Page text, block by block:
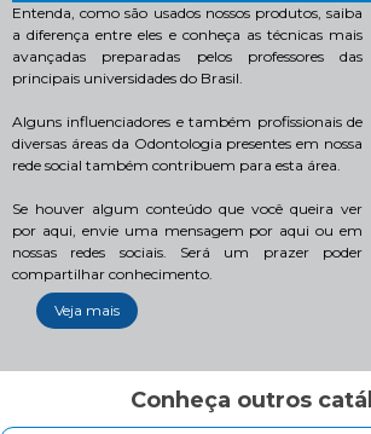
Entenda, como são usados nossos produtos, saiba
a diferença entre eles e conheça as técnicas mais
avançadas preparadas pelos professores das
principais universidades do Brasil.
Alguns influenciadores e também profissionais de
diversas áreas da Odontologia presentes em nossa
rede social também contribuem para esta área.
Se houver algum conteúdo que você queira ver
por aqui, envie uma mensagem por aqui ou em
nossas redes sociais. Será um prazer poder
compartilhar conhecimento.
Veja mais
Conheça outros